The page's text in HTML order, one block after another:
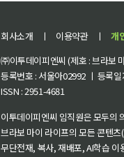
회사소개 ㅣ 이용약관 ㅣ 개
㈜이투데이피엔씨 (제호 : 브라보
등록번호 : 서울아02992 ㅣ 등록
ISSN : 2951-4681
이투데이피엔씨 임직원은 모두의
브라보 마이 라이프의 모든 콘텐
무단전재, 복사, 재배포, AI학습 이